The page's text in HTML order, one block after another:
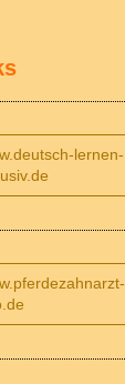
lernen-